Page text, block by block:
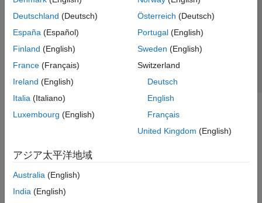
Deutschland (Deutsch)
España (Español)
Finland (English)
France (Français)
Ireland (English)
Italia (Italiano)
Luxembourg (English)
Österreich (Deutsch)
Portugal(English)
Sweden (English)
Switzerland
Deutsch
English
Français
United Kingdom (English)
アジア太平洋地域
Australia (English)
India (English)
違法コピー防止
アプリケーション ステータス
© 1994-2026 The MathWorks, Inc.